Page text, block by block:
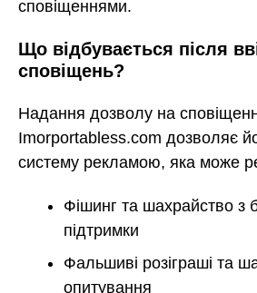
сповіщеннями.
Що відбувається після
сповіщень?
Надання дозволу на
Imorportabless.com дозволяє
систему рекламою, яка може
Фішинг та шахрайство з
підтримки
Фальшиві розіграші та
опитування